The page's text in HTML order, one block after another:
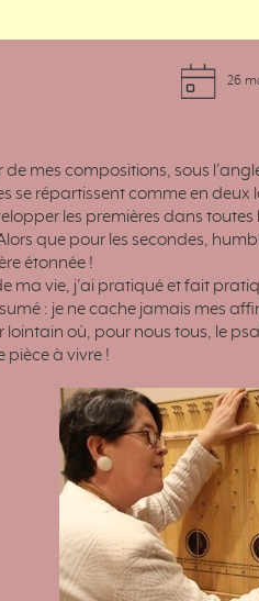
26
mes compositions, sous
se répartissent comme en
les premières dans
que pour les secondes,
étonnée !
ma vie, j’ai pratiqué et fait
: je ne cache jamais mes
lointain où, pour nous tous, le
à vivre !